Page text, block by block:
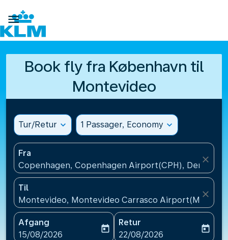

Book fly fra København til
Montevideo
Tur/Retur expand_more 1 Passager, Economy expand_more
Fra
Copenhagen, Copenhagen Airport(CPH), Denmark
close
Til
Montevideo, Montevideo Carrasco Airport(MVD),
close
Afgang
fc-booking-departure-date-aria-label
15/08/2026
today
Retur
fc-booking-return-date-
22/08/2026
today